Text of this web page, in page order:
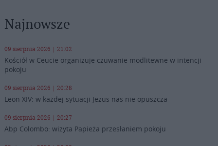
Najnowsze
09 sierpnia 2026 | 21:02
Kościół w Ceucie organizuje czuwanie modlitewne w intencji
pokoju
09 sierpnia 2026 | 20:28
Leon XIV: w każdej sytuacji Jezus nas nie opuszcza
09 sierpnia 2026 | 20:27
Abp Colombo: wizyta Papieża przesłaniem pokoju